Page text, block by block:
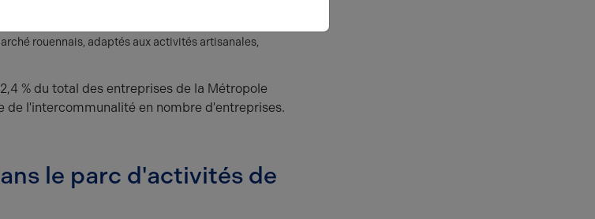
Arthur Loyd Rouen
rouennais, adaptés aux activités artisanales,
% du total des entreprises de la Métropole
de l'intercommunalité en nombre d'entreprises.
le parc d'activités de